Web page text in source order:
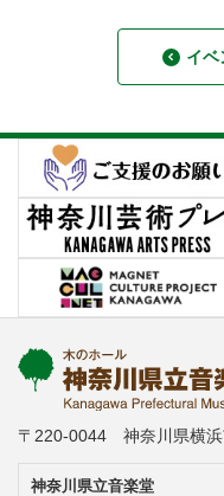
イベ
〒220-0044 神奈川県横浜
神奈川県立音楽堂